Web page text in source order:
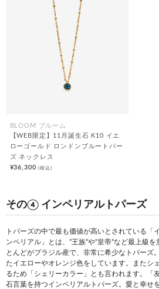
BLOOM ブルーム
【WEB限定】11月誕生石 K10 イエ
ローゴールド ロンドンブルートパー
ズ ネックレス
¥36,300(税込)
その④ インペリアルトパーズ
トパーズの中で最も価値が高いとされている「
ンペリアル」とは、”王族”や”皇帝”など最上級
とんどがブラジル産で、非常に希少なトパーズ
たイエローやオレンジ色をしています。またシ
るため「シェリーカラー」とも言われます。「
石言葉を持つインペリアルトパーズ。愛と幸せ